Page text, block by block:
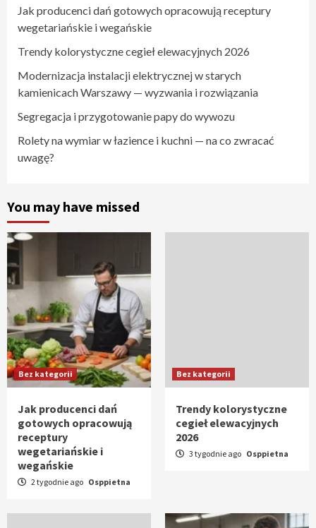
Jak producenci dań gotowych opracowują receptury
wegetariańskie i wegańskie
Trendy kolorystyczne cegieł elewacyjnych 2026
Modernizacja instalacji elektrycznej w starych
kamienicach Warszawy — wyzwania i rozwiązania
Segregacja i przygotowanie papy do wywozu
Rolety na wymiar w łazience i kuchni — na co zwracać
uwagę?
You may have missed
Bez kategorii
Jak producenci dań
gotowych opracowują
receptury
wegetariańskie i
wegańskie
2 tygodnie ago Osppietna
Bez kategorii
Trendy kolorystyczne
cegieł elewacyjnych
2026
3 tygodnie ago Osppietna